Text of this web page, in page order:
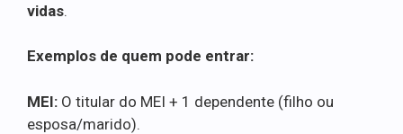
vidas.
Exemplos de quem pode entrar:
MEI: O titular do MEI + 1 dependente (filho ou
esposa/marido).